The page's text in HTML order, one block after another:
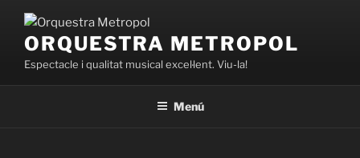
contingut
ORQUESTRA METROPOL
Espectacle i qualitat musical excel·lent. Viu-la!
Menú